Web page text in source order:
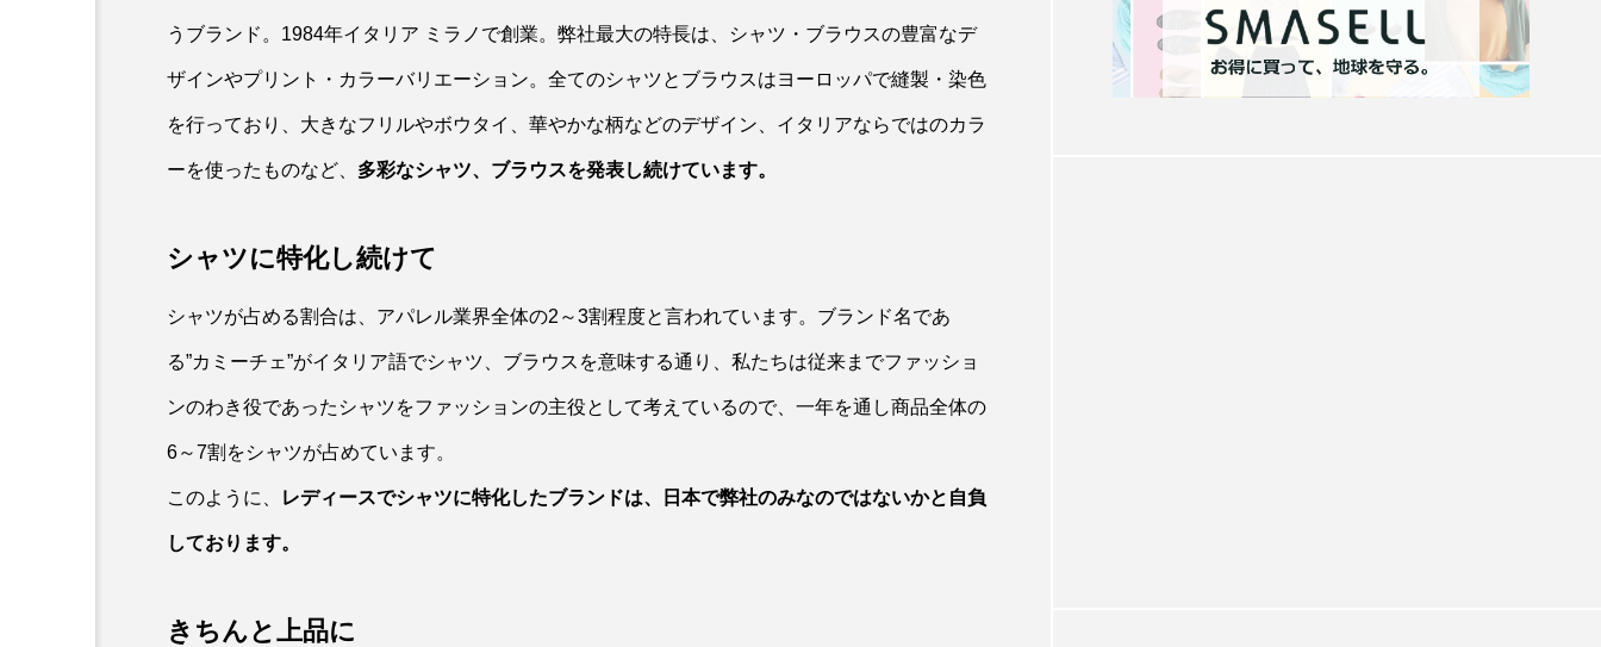
うブランド。1984年イタリア ミラノで創業。弊社最大の特長は、シャツ・ブラウスの豊富なデ
ザインやプリント・カラーバリエーション。全てのシャツとブラウスはヨーロッパで縫製・染色
を行っており、大きなフリルやボウタイ、華やかな柄などのデザイン、イタリアならではのカラ
ーを使ったものなど、 多彩なシャツ、ブラウスを発表し続けています。
シャツに特化し続けて
シャツが占める割合は、アパレル業界全体の2～3割程度と言われています。ブランド名であ
る”カミーチェ”がイタリア語でシャツ、ブラウスを意味する通り、私たちは従来までファッショ
ンのわき役であったシャツをファッションの主役として考えているので、一年を通し商品全体の
6～7割をシャツが占めています。
このように、 レディースでシャツに特化したブランドは、日本で弊社のみなのではないかと自負
しております。
きちんと上品に